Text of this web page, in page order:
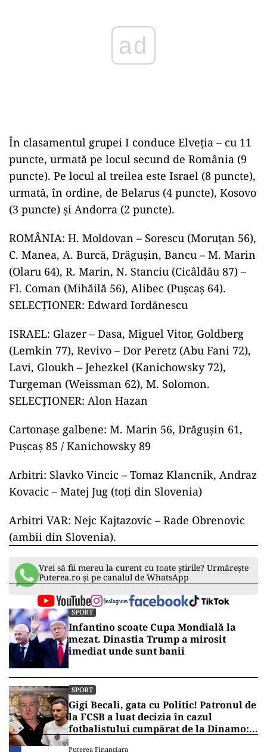
În clasamentul grupei I conduce Elveţia – cu 11
puncte, urmată pe locul secund de România (9
puncte). Pe locul al treilea este Israel (8 puncte),
urmată, în ordine, de Belarus (4 puncte), Kosovo
(3 puncte) şi Andorra (2 puncte).
ROMÂNIA: H. Moldovan – Sorescu (Moruţan 56),
C. Manea, A. Burcă, Drăguşin, Bancu – M. Marin
(Olaru 64), R. Marin, N. Stanciu (Cicâldău 87) –
Fl. Coman (Mihăilă 56), Alibec (Puşcaş 64).
SELECŢIONER: Edward Iordănescu
ISRAEL: Glazer – Dasa, Miguel Vitor, Goldberg
(Lemkin 77), Revivo – Dor Peretz (Abu Fani 72),
Lavi, Gloukh – Jehezkel (Kanichowsky 72),
Turgeman (Weissman 62), M. Solomon.
SELECŢIONER: Alon Hazan
Cartonaşe galbene: M. Marin 56, Drăguşin 61,
Puşcaş 85 / Kanichowsky 89
Arbitri: Slavko Vincic – Tomaz Klancnik, Andraz
Kovacic – Matej Jug (toţi din Slovenia)
Arbitri VAR: Nejc Kajtazovic – Rade Obrenovic
(ambii din Slovenia).
Vrei să fii mereu la curent cu toate știrile? Urmărește
Puterea.ro și pe canalul de WhatsApp
SPORT
Infantino scoate Cupa Mondială la
mezat. Dinastia Trump a mirosit
imediat unde sunt banii
SPORT
Gigi Becali, gata cu Politic! Patronul de
la FCSB a luat decizia în cazul
fotbalistului cumpărat de la Dinamo:
Puterea Financiara